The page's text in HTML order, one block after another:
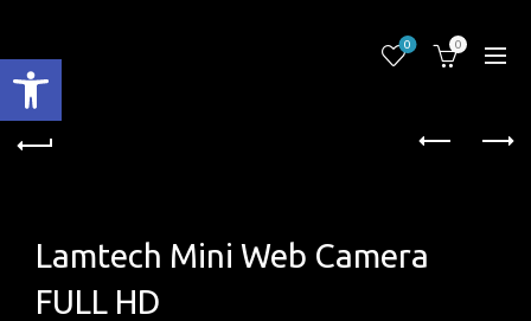
Ανοίξτε τη γραμμή εργαλείων
0 0
Lamtech Mini Web Camera
FULL HD